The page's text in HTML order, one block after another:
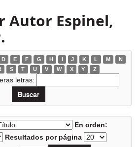
Autor Espinel,
D E F G H I J K L M
N
S T U V W X Y Z
letras:
En orden:
Resultados por página